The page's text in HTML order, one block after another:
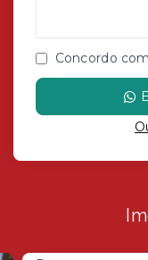
Concordo